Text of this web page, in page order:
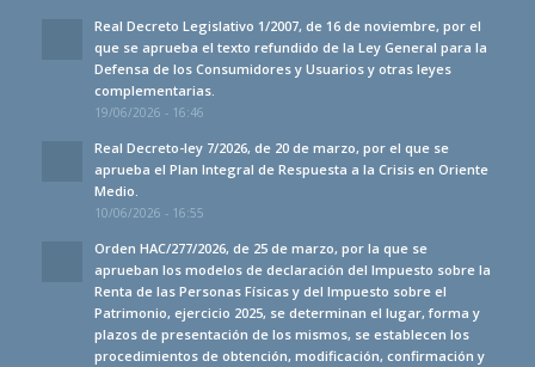
Real Decreto Legislativo 1/2007, de 16 de noviembre, por el
que se aprueba el texto refundido de la Ley General para la
Defensa de los Consumidores y Usuarios y otras leyes
complementarias.
19/06/2026 - 16:46
Real Decreto-ley 7/2026, de 20 de marzo, por el que se
aprueba el Plan Integral de Respuesta a la Crisis en Oriente
Medio.
10/06/2026 - 16:55
Orden HAC/277/2026, de 25 de marzo, por la que se
aprueban los modelos de declaración del Impuesto sobre la
Renta de las Personas Físicas y del Impuesto sobre el
Patrimonio, ejercicio 2025, se determinan el lugar, forma y
plazos de presentación de los mismos, se establecen los
procedimientos de obtención, modificación, confirmación y